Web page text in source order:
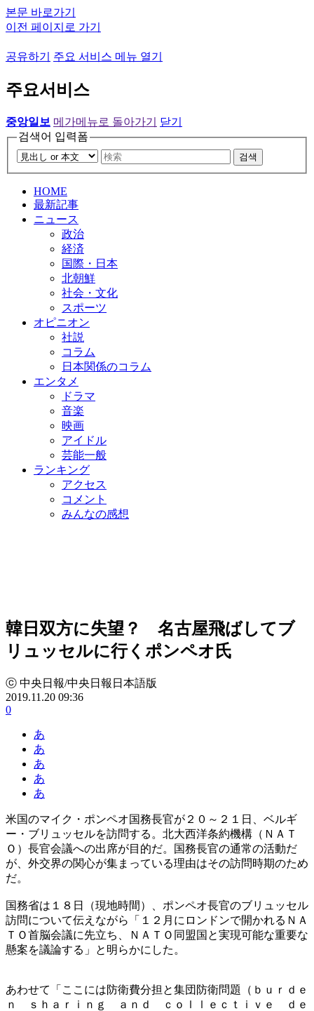
본문 바로가기
이전 페이지로 가기
공유하기 주요 서비스 메뉴 열기
주요서비스
중앙일보 메가메뉴로 돌아가기
닫기
검색어 입력폼
검색
HOME
最新記事
ニュース
政治
経済
国際・日本
北朝鮮
社会・文化
スポーツ
オピニオン
社説
コラム
日本関係のコラム
エンタメ
ドラマ
音楽
映画
アイドル
芸能一般
ランキング
アクセス
コメント
みんなの感想
韓日双方に失望？ 名古屋飛ばしてブ
リュッセルに行くポンペオ氏
ⓒ 中央日報/中央日報日本語版
2019.11.20 09:36
0
あ
あ
あ
あ
あ
米国のマイク・ポンペオ国務長官が２０～２１日、ベルギ
ー・ブリュッセルを訪問する。北大西洋条約機構（ＮＡＴ
Ｏ）長官会議への出席が目的だ。国務長官の通常の活動だ
が、外交界の関心が集まっている理由はその訪問時期のため
だ。
国務省は１８日（現地時間）、ポンペオ長官のブリュッセル
訪問について伝えながら「１２月にロンドンで開かれるＮＡ
ＴＯ首脳会議に先立ち、ＮＡＴＯ同盟国と実現可能な重要な
懸案を議論する」と明らかにした。
あわせて「ここには防衛費分担と集団防衛問題（ｂｕｒｄｅ
ｎ ｓｈａｒｉｎｇ ａｎｄ ｃｏｌｌｅｃｔｉｖｅ ｄｅ